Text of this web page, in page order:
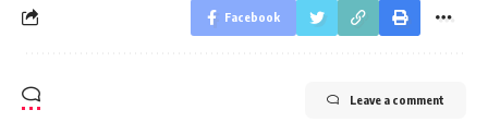
Facebook
Leave a comment